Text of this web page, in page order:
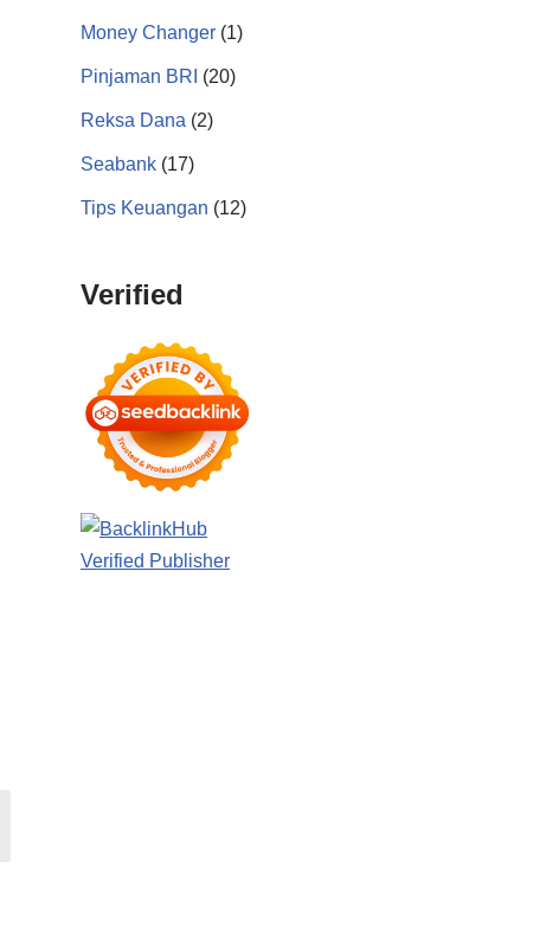
Money Changer (1)
Pinjaman BRI (20)
Reksa Dana (2)
Seabank (17)
Tips Keuangan (12)
Verified